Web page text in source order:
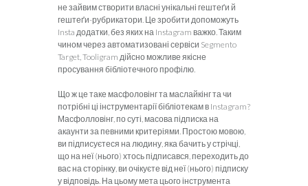
не зайвим створити власні унікальні гештеґи й
гештеґи-рубрикатори. Це зробити допоможуть
Insta додатки, без яких на Instagram важко. Таким
чином через автоматизовані сервіси Segmento
Target, Tooligram дійсно можливе якісне
просування бібліотечного профілю.
Що ж це таке масфоловінг та маслайкінг та чи
потрібні ці інструментарії бібліотекам в Instagram?
Масфолловінг, по суті, масова підписка на
акаунти за певними критеріями. Простою мовою,
ви підписуєтеся на людину, яка бачить у стрічці,
що на неї (нього) хтось підписався, переходить до
вас на сторінку, ви очікуєте від неї (нього) підписку
у відповідь. На цьому мета цього інструмента